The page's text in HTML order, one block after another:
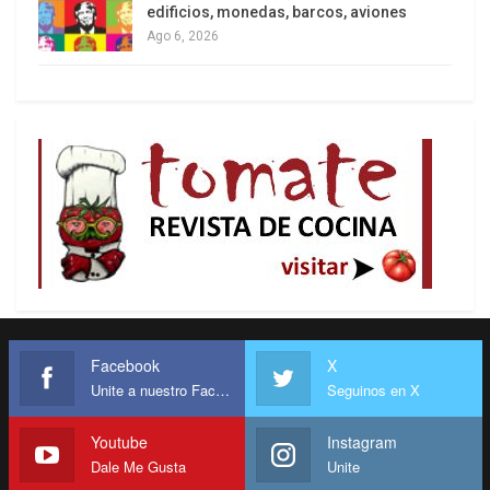
edificios, monedas, barcos, aviones
Ago 6, 2026
Facebook
Unite a nuestro Facebook
X
Seguinos en X
Youtube
Dale Me Gusta
Instagram
Unite